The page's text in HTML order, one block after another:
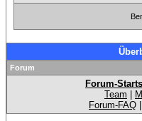
Forum
Forum-
Team
Forum-FAQ